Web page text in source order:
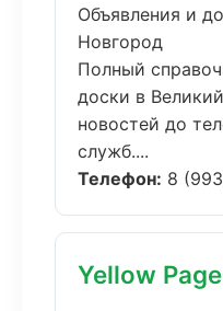
Объявления и
Новгород
Полный
доски в
новостей до
служб....
Телефон: 8
Yellow